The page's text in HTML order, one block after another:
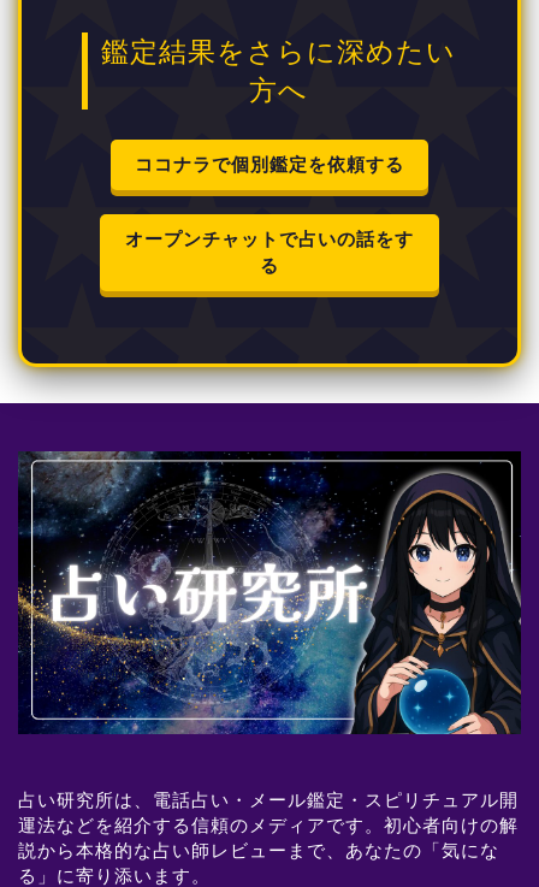
鑑定結果をさらに深めたい
方へ
ココナラで個別鑑定を依頼する
オープンチャットで占いの話をす
る
占い研究所は、電話占い・メール鑑定・スピリチュアル開
運法などを紹介する信頼のメディアです。初心者向けの解
説から本格的な占い師レビューまで、あなたの「気にな
る」に寄り添います。